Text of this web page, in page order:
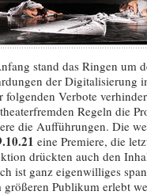
stand das Ringen um
der Digitalisierung
folgenden Verbote
Regeln die
die Aufführungen. Die
eine Premiere, die
drückten auch den
ist ganz eigenwilliges
größeren Publikum erlebt